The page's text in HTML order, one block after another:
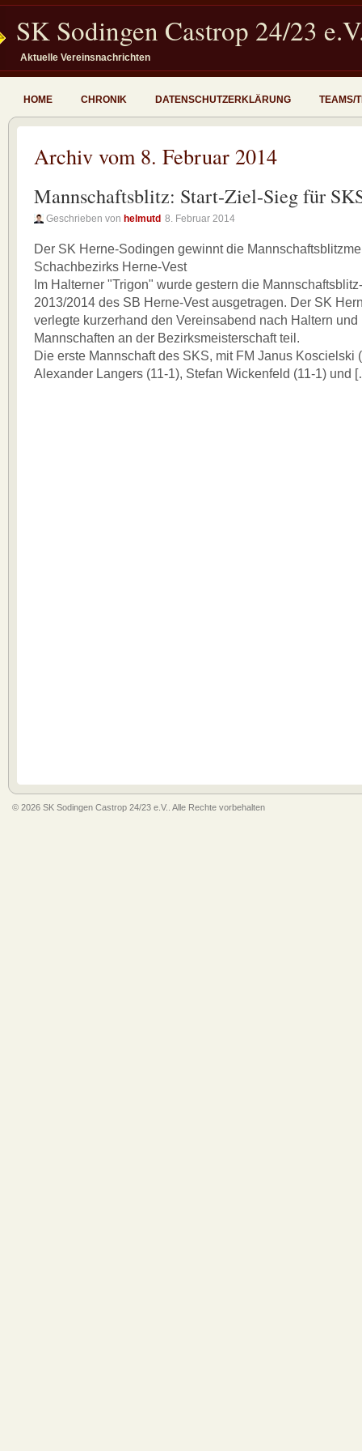
SK Sodingen Castrop 24/23
Aktuelle Vereinsnachrichten
HOME CHRONIK DATENSCHUTZERKLÄRUNG TEAMS/
Archiv vom 8. Februar 2014
Mannschaftsblitz: Start-Ziel-Sieg für
Geschrieben von helmutd 8. Februar 2014
Der SK Herne-Sodingen gewinnt die
Schachbezirks Herne-Vest
Im Halterner "Trigon" wurde gestern die
2013/2014 des SB Herne-Vest ausgetragen. Der SK
verlegte kurzerhand den Vereinsabend nach Haltern und
Mannschaften an der Bezirksmeisterschaft teil.
Die erste Mannschaft des SKS, mit FM Janus Koscielski
Alexander Langers (11-1), Stefan Wickenfeld (11-1) und
© 2026 SK Sodingen Castrop 24/23 e.V.. Alle Rechte vorbehalten